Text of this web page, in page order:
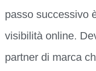
passo successivo
visibilità online.
partner di marca